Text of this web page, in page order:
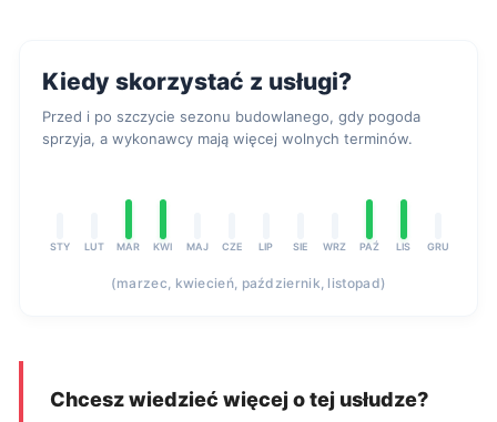
Kiedy skorzystać z usługi?
Przed i po szczycie sezonu budowlanego, gdy pogoda
sprzyja, a wykonawcy mają więcej wolnych terminów.
STY LUT MAR KWI MAJ CZE LIP SIE WRZ PAŹ LIS GRU
(marzec, kwiecień, październik, listopad)
Chcesz wiedzieć więcej o tej usłudze?